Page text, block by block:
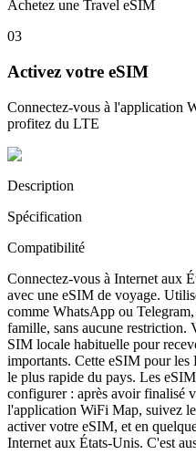
Achetez une Travel eSIM
03
Activez votre eSIM
Connectez-vous à l'application
profitez du LTE
Description
Spécification
Compatibilité
Connectez-vous à Internet aux
avec une eSIM de voyage.
comme WhatsApp ou
famille, sans aucune restriction.
SIM locale habituelle pour
importants. Cette eSIM pour
le plus rapide du pays. Les
configurer : après avoir finalisé
l'application WiFi Map, suivez
activer votre eSIM, et en
Internet aux États-Unis. C'est